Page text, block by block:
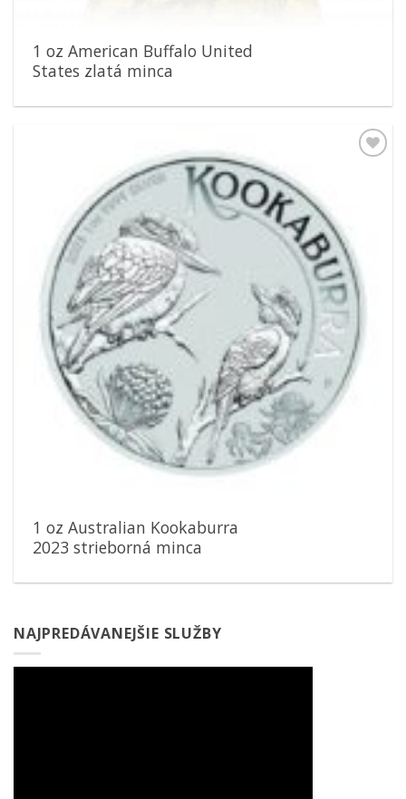
1 oz American Buffalo United
States zlatá minca
1 oz Australian Kookaburra
2023 strieborná minca
NAJPREDÁVANEJŠIE SLUŽBY